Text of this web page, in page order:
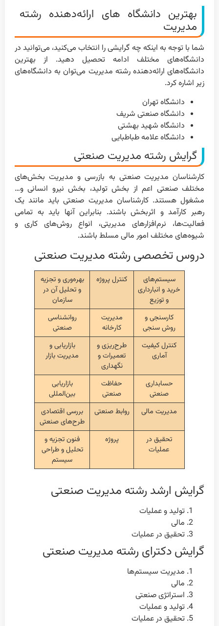
بهترین دانشگاه های ارائه‌دهنده رشته
مدیریت
شما با توجه به اینکه چه گرایشی را انتخاب می‌کنید، می‌توانید در
دانشگاه‌های مختلف ادامه تحصیل دهید. از بهترین
دانشگاه‌های ارائه‌دهنده رشته مدیریت می‌توان به دانشگاه‌های
زیر اشاره کرد.
دانشگاه تهران
دانشگاه صنعتی شریف
دانشگاه شهید بهشتی
دانشگاه علامه طباطبایی
گرایش‌ رشته مدیریت صنعتی
کارشناسان مدیریت صنعتی به بازرسی و مدیریت بخش‌های
مختلف صنعتی اعم از بخش تولید، بخش نیرو انسانی و…
مشغول هستند. کارشناسان مدیریت صنعتی باید مانند یک
رهبر کارآمد و اثربخش باشند. بنابراین آنها باید به تمامی
فعالیت‌ها، نرم‌افزارهای مدیریتی، انواع روش‌های کاری و
شیوه‌های مختلف امور مالی مسلط باشند.
دروس تخصصی رشته مدیریت صنعتی
سیستم‌های
خرید و انبارداری
و توزیع
کنترل پروژه
بهره‌وری و تجزیه
و تحلیل آن در
سازمان
کارسنجی و
روش سنجی
مدیریت
کارخانه
روانشناسی
صنعتی
کنترل کیفیت
آماری
طرح‌ریزی و
تعمیرات و
نگهداری
بازاریابی و
مدیریت بازار
حسابداری
صنعتی
حفاظت
صنعتی
بازاریابی
بین‌المللی
مدیریت مالی
روابط صنعتی
بررسی اقتصادی
طرح‌های صنعتی
تحقیق در
عملیات
پروژه
فنون تجزیه و
تحلیل و طراحی
سیستم
گرایش ارشد رشته مدیریت صنعتی
تولید و عملیات
مالی
تحقیق در عملیات
گرایش دکترای رشته مدیریت صنعتی
مدیریت سیستم‌ها
مالی
استراتژی صنعتی
تولید و عملیات
تحقیق در عملیات